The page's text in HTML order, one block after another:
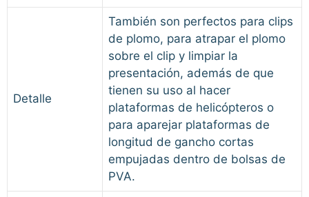
Detalle
También son perfectos para clips
de plomo, para atrapar el plomo
sobre el clip y limpiar la
presentación, además de que
tienen su uso al hacer
plataformas de helicópteros o
para aparejar plataformas de
longitud de gancho cortas
empujadas dentro de bolsas de
PVA.